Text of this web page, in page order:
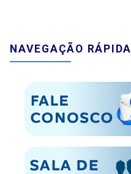
NAVEGAÇÃO RÁPIDA